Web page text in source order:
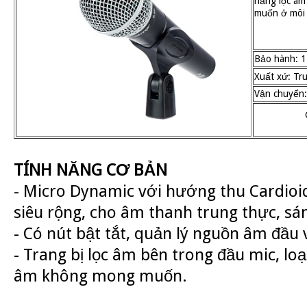
muốn ở
Bảo hành:
Xuất xứ:
Vận
TÍNH NĂNG CƠ BẢN
- Micro Dynamic với hướng thu
siêu rộng, cho âm thanh trung thực,
- Có nút bật tắt, quản lý nguồn âm đầu
- Trang bị lọc âm bên trong đầu mic,
âm không mong muốn.